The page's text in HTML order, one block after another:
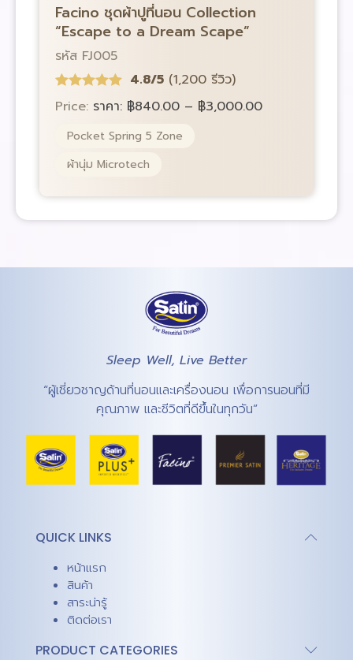
Facino ชุดผ้าปูที่นอน Collection
“Escape to a Dream Scape”
รหัส FJ005
4.8/5 (1,200 รีวิว)
Price: ราคา: ฿840.00 – ฿3,000.00
Pocket Spring 5 Zone
ผ้านุ่ม Microtech
Sleep Well, Live Better
“ผู้เชี่ยวชาญด้านที่นอนและเครื่องนอน เพื่อการนอนที่มี
คุณภาพ และชีวิตที่ดีขึ้นในทุกวัน”
QUICK LINKS
หน้าแรก
สินค้า
สาระน่ารู้
ติดต่อเรา
PRODUCT CATEGORIES